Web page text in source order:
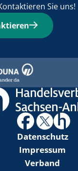
Sie uns!
Datenschutz
Impressum
Verband